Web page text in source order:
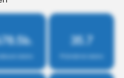
35.7